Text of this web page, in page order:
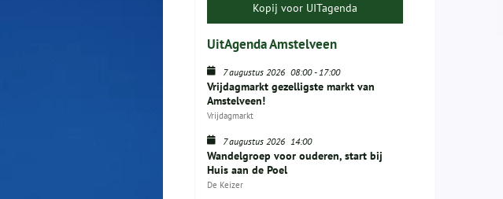
Kopij voor UITagenda
UitAgenda Amstelveen
7 augustus 2026 08:00-17:00
Vrijdagmarkt gezelligste markt van
Amstelveen!
Vrijdagmarkt
7 augustus 2026 14:00
Wandelgroep voor ouderen, start bij
Huis aan de Poel
De Keizer